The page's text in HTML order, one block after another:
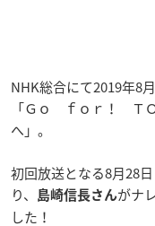
NHK総合にて2019年8
「Ｇｏ ｆｏｒ！ Ｔ
へ」。
初回放送となる8月28
り、
島崎信長さんがナ
した！